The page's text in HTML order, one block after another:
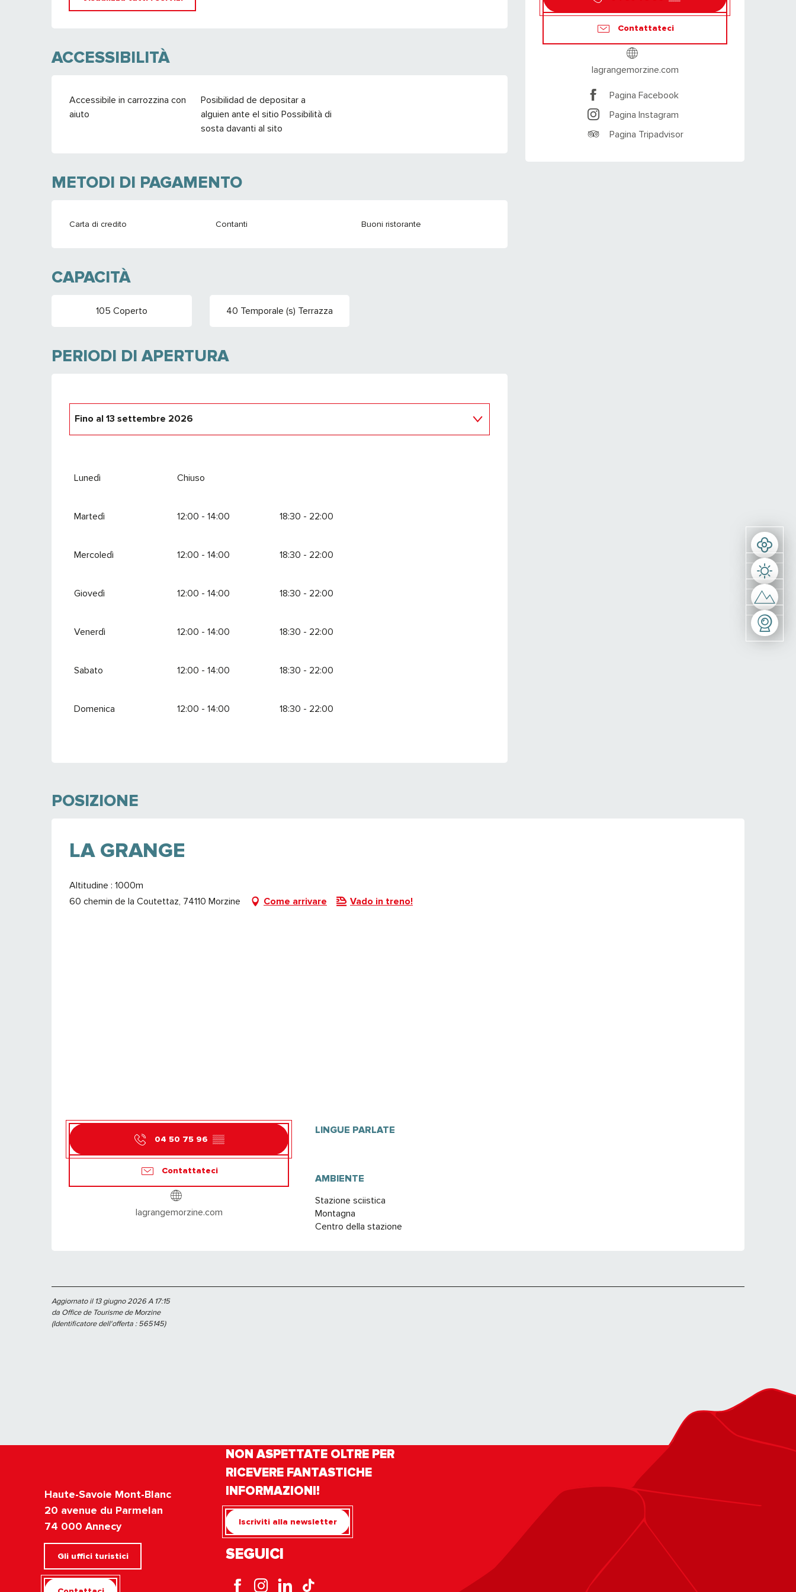
Contattateci
lagrangemorzine.com
Pagina Facebook
Pagina Instagram
Pagina Tripadvisor
ACCESSIBILITÀ
Accessibile in carrozzina con
aiuto
Posibilidad de depositar a
alguien ante el sitio Possibilità di
sosta davanti al sito
METODI DI PAGAMENTO
Carta di credito Contanti Buoni ristorante
CAPACITÀ
105 Coperto 40 Temporale (s) Terrazza
PERIODI DI APERTURA
Fino al 13 settembre 2026
Dal20 dicembre 2026al10 aprile 2027
Lunedì Chiuso
Martedì 12:00 - 14:00 18:30 - 22:00
Mercoledì 12:00 - 14:00 18:30 - 22:00
Giovedì 12:00 - 14:00 18:30 - 22:00
Venerdì 12:00 - 14:00 18:30 - 22:00
Sabato 12:00 - 14:00 18:30 - 22:00
Domenica 12:00 - 14:00 18:30 - 22:00
POSIZIONE
LA GRANGE
Altitudine : 1000m
60 chemin de la Coutettaz, 74110 Morzine
Come arrivare Vado in treno!
04 50 75 96 ▒▒
Contattateci
lagrangemorzine.com
LINGUE PARLATE
LINGUE PARLATE
AMBIENTE
AMBIENTE
Stazione sciistica
Montagna
Centro della stazione
Aggiornato il 13 giugno 2026 A 17:15
da Office de Tourisme de Morzine
(Identificatore dell'offerta :565145)
Haute-Savoie Mont-Blanc
20 avenue du Parmelan
74 000 Annecy
Gli uffici turistici
NON ASPETTATE OLTRE PER
RICEVERE FANTASTICHE
INFORMAZIONI!
Iscriviti alla newsletter
SEGUICI